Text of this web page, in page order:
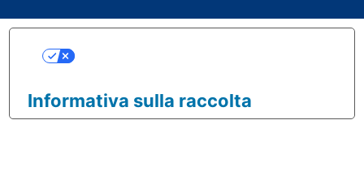
Informativa sulla raccolta